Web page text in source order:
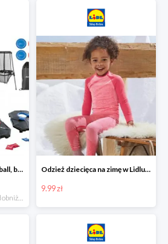
CRIVIT® Unihokej, pitchball, bean bag lub disc golf Odzież dziecięca na zimę w Lidlu Online od 9,99 zł
9.99 zł